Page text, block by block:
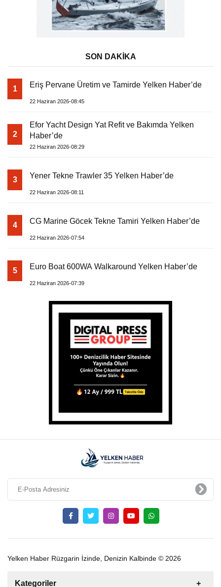
SON DAKİKA
1 Eriş Pervane Üretim ve Tamirde Yelken Haber’de
22 Haziran 2026-08:45
2
Efor Yacht Design Yat Refit ve Bakımda Yelken
Haber’de
22 Haziran 2026-08:29
3 Yener Tekne Trawler 35 Yelken Haber’de
22 Haziran 2026-08:11
4 CG Marine Göcek Tekne Tamiri Yelken Haber’de
22 Haziran 2026-07:54
5 Euro Boat 600WA Walkaround Yelken Haber’de
22 Haziran 2026-07:39
Yelken Haber Rüzgarin İzinde, Denizin Kalbinde © 2026
Kategoriler